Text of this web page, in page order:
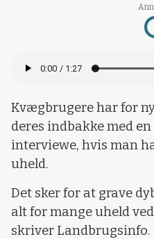
Kvægbrugere har for
deres indbakke med
interviewe, hvis man
uheld.
Det sker for at grave
alt for mange uheld
skriver Landbrugsinfo.